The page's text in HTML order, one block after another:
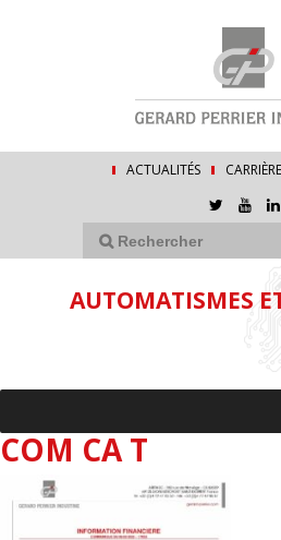
ACTUALITÉS
AUTOMATISMES
COM CA T